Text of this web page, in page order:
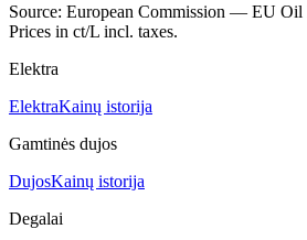
Source: European Commission — EU
Prices in ct/L incl. taxes.
Elektra
ElektraKainų istorija
Gamtinės dujos
DujosKainų istorija
Degalai